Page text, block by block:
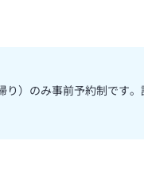
）のみ事前予約制です